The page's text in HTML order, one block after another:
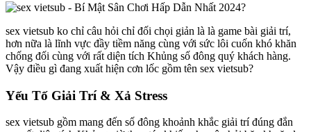
sex vietsub ko chỉ câu hỏi chỉ đối chọi giản là là game bài giải trí,
hơn nữa là lĩnh vực đầy tiềm năng cùng với sức lôi cuốn khó khăn
chống đối cùng với rất diện tích Khủng số đông quý khách hàng.
Vậy điều gì đang xuất hiện cơn lốc gồm tên sex vietsub?
Yếu Tố Giải Trí & Xả Stress
sex vietsub gồm mang đến số đông khoảnh khắc giải trí đúng đắn